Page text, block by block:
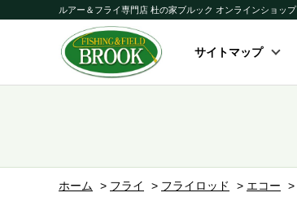
ルアー＆フライ専門店 杜の家ブルック オンラインショップ
サイトマップ
ホーム > フライ > フライロッド > エコー >